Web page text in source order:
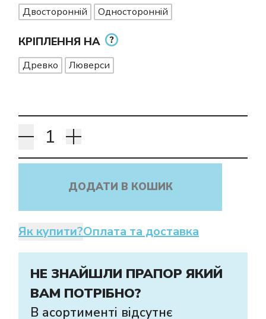
Двосторонній Односторонній
КРІПЛЕННЯ НА
Древко Люверси
ДОДАТИ В КОШИК
Як купити?Оплата та доставка
НЕ ЗНАЙШЛИ ПРАПОР ЯКИЙ
ВАМ ПОТРІБНО?
В асортименті відсутнє
Як купити прапор